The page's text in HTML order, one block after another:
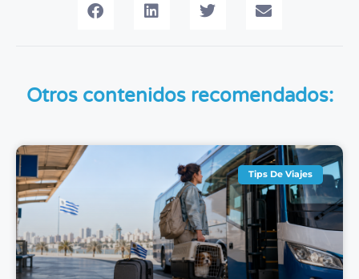
Otros contenidos recomendados:
Tips De Viajes